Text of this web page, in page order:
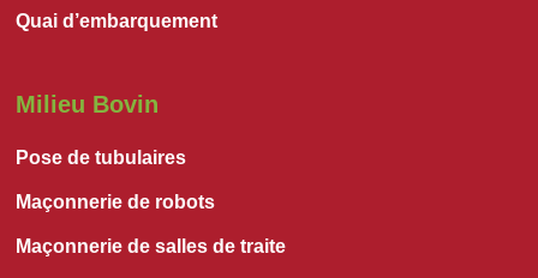
Quai d’embarquement
Milieu Bovin
Pose de tubulaires
Maçonnerie de robots
Maçonnerie de salles de traite